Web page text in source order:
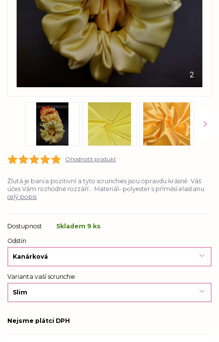
Ohodnotit produkt
Žlutá je barva pozitivní a tyto scrunchies jsou opravdu krásné. Váš
účes Vám rozhodně rozzáří... Materiál- polyester s příměsí elastanu
celý popis
Dostupnost
Skladem 9 ks
Odstín
Varianta vaší scrunchie
Nejsme plátci DPH